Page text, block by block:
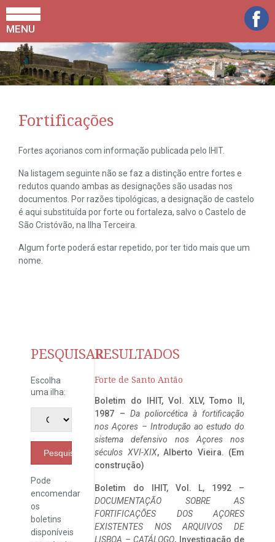
MENU
Fortificações
Fortes açorianos com informação publicada pelo IHIT.
Na listagem seguinte não se faz a distinção entre fortes e
redutos quando ambas as designações são usadas nos
documentos. Por razões tipológicas, a designação de castelo
é aqui substituída por forte ou fortaleza, salvo o Castelo de
São Cristóvão, na Ilha Terceira.
Algum forte poderá estar repetido, por ter tido mais que um
nome.
PESQUISAR
Escolha
uma ilha:
Pesquisar
Pode
encomendar
os
boletins
disponíveis
RESULTADOS
Forte de Santo Antão
Boletim do IHIT, Vol. XLV, Tomo II,
1987 – Da poliorcética à fortificação
nos Açores – Introdução ao estudo do
sistema defensivo nos Açores nos
séculos XVI-XIX, Alberto Vieira. (Em
construção)
Boletim do IHIT, Vol. L, 1992 –
DOCUMENTAÇÃO SOBRE AS
FORTIFICAÇÕES DOS AÇORES
EXISTENTES NOS ARQUIVOS DE
LISBOA – CATÁLOGO, Investigação de